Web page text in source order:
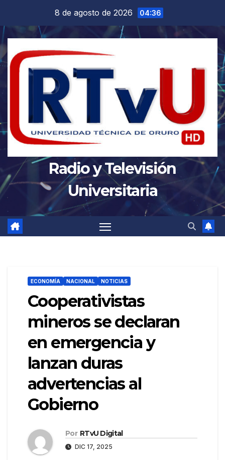
contenido
8 de agosto de 2026 04:36
Radio y Televisión
Universitaria
ECONOMÍA NACIONAL NOTICIAS
Cooperativistas
mineros se declaran
en emergencia y
lanzan duras
advertencias al
Gobierno
Por RTvU Digital
DIC 17, 2025